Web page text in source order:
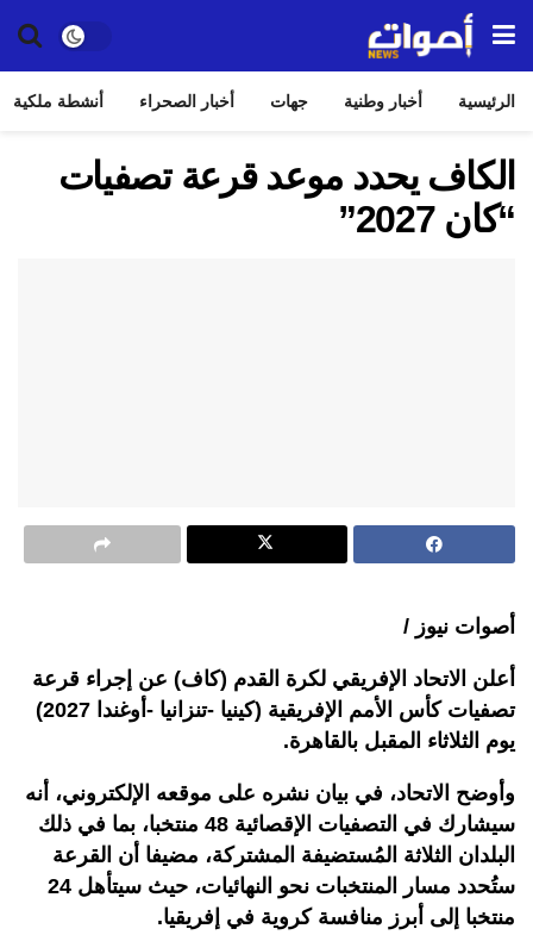
الرئيسية أخبار وطنية جهات أخبار الصحراء أنشطة ملكية
الكاف يحدد موعد قرعة تصفيات
“كان 2027”
أصوات نيوز /
أعلن الاتحاد الإفريقي لكرة القدم (كاف) عن إجراء قرعة
تصفيات كأس الأمم الإفريقية (كينيا -تنزانيا -أوغندا 2027)
يوم الثلاثاء المقبل بالقاهرة.
وأوضح الاتحاد، في بيان نشره على موقعه الإلكتروني، أنه
سيشارك في التصفيات الإقصائية 48 منتخبا، بما في ذلك
البلدان الثلاثة المُستضيفة المشتركة، مضيفا أن القرعة
ستُحدد مسار المنتخبات نحو النهائيات، حيث سيتأهل 24
منتخبا إلى أبرز منافسة كروية في إفريقيا.